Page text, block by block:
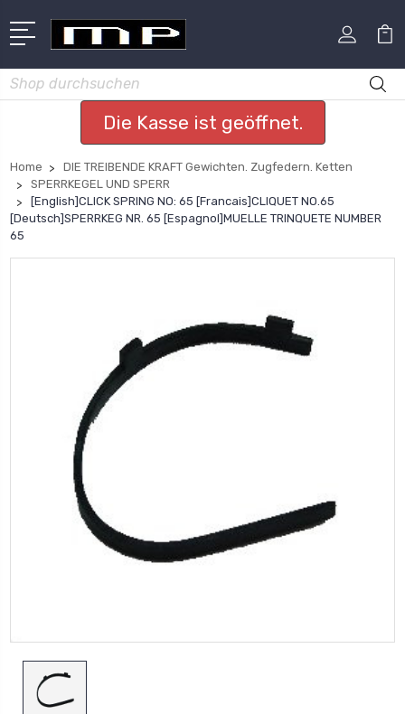
Suchen
Die Kasse ist geöffnet.
Home
DIE TREIBENDE KRAFT Gewichten. Zugfedern. Ketten
SPERRKEGEL UND SPERR
[English]CLICK SPRING NO: 65 [Francais]CLIQUET NO.65
[Deutsch]SPERRKEG NR. 65 [Espagnol]MUELLE TRINQUETE NUMBER
65